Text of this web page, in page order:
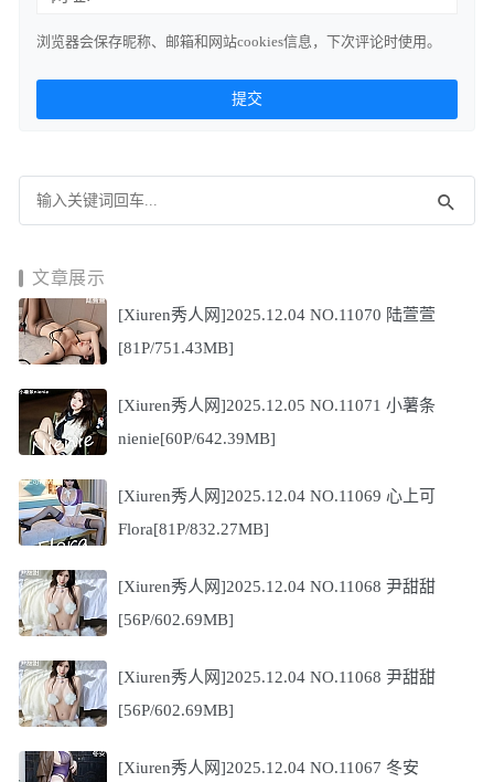
浏览器会保存昵称、邮箱和网站cookies信息，下次评论时使用。
文章展示
[Xiuren秀人网]2025.12.04 NO.11070 陆萱萱
[81P/751.43MB]
[Xiuren秀人网]2025.12.05 NO.11071 小薯条
nienie[60P/642.39MB]
[Xiuren秀人网]2025.12.04 NO.11069 心上可
Flora[81P/832.27MB]
[Xiuren秀人网]2025.12.04 NO.11068 尹甜甜
[56P/602.69MB]
[Xiuren秀人网]2025.12.04 NO.11068 尹甜甜
[56P/602.69MB]
[Xiuren秀人网]2025.12.04 NO.11067 冬安